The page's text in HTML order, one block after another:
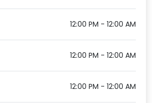
12:00 PM - 12:00 AM
12:00 PM - 12:00 AM
12:00 PM - 12:00 AM